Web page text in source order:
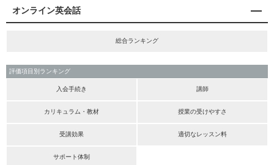
オンライン英会話
総合ランキング
評価項目別ランキング
入会手続き 講師
カリキュラム・教材 授業の受けやすさ
受講効果 適切なレッスン料
サポート体制